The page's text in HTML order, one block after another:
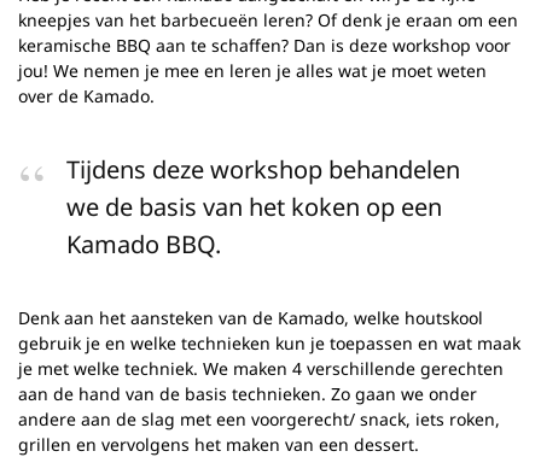
kneepjes van het barbecueën leren? Of denk je eraan om een
keramische BBQ aan te schaffen? Dan is deze workshop voor
jou! We nemen je mee en leren je alles wat je moet weten
over de Kamado.
Tijdens deze workshop behandelen
we de basis van het koken op een
Kamado BBQ.
Denk aan het aansteken van de Kamado, welke houtskool
gebruik je en welke technieken kun je toepassen en wat maak
je met welke techniek. We maken 4 verschillende gerechten
aan de hand van de basis technieken. Zo gaan we onder
andere aan de slag met een voorgerecht/ snack, iets roken,
grillen en vervolgens het maken van een dessert.